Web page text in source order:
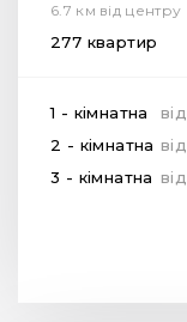
6.7 км від центру
277 квартир
1 - кімнатна від
2 - кімнатна від
3 - кімнатна від